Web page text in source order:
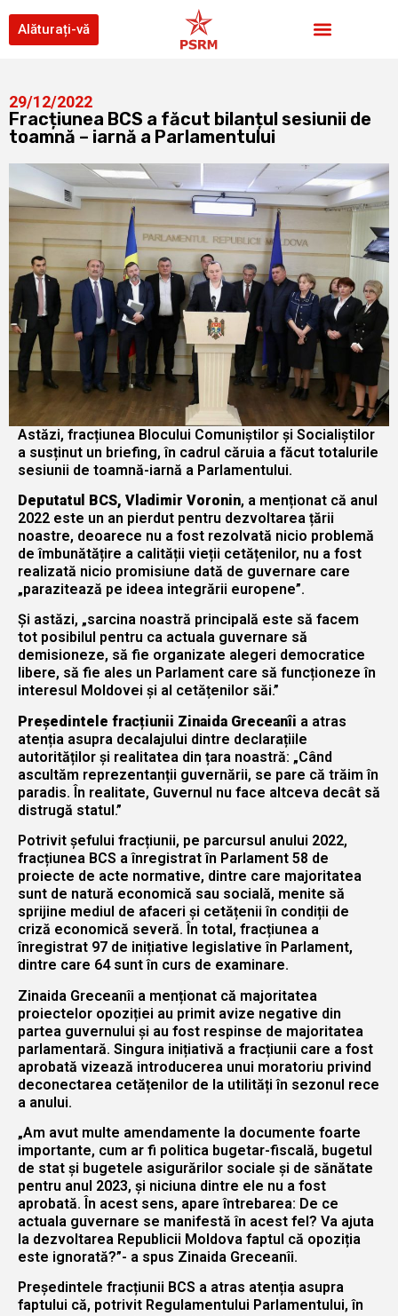
Alăturați-vă
29/12/2022
Fracțiunea BCS a făcut bilanțul sesiunii de
toamnă – iarnă a Parlamentului
Astăzi, fracțiunea Blocului Comuniștilor și Socialiștilor
a susținut un briefing, în cadrul căruia a făcut totalurile
sesiunii de toamnă-iarnă a Parlamentului.
Deputatul BCS, Vladimir Voronin, a menționat că anul
2022 este un an pierdut pentru dezvoltarea țării
noastre, deoarece nu a fost rezolvată nicio problemă
de îmbunătățire a calității vieții cetățenilor, nu a fost
realizată nicio promisiune dată de guvernare care
„parazitează pe ideea integrării europene”.
Și astăzi, „sarcina noastră principală este să facem
tot posibilul pentru ca actuala guvernare să
demisioneze, să fie organizate alegeri democratice
libere, să fie ales un Parlament care să funcționeze în
interesul Moldovei și al cetățenilor săi.”
Președintele fracțiunii Zinaida Greceanîi a atras
atenția asupra decalajului dintre declarațiile
autorităților și realitatea din țara noastră: „Când
ascultăm reprezentanții guvernării, se pare că trăim în
paradis. În realitate, Guvernul nu face altceva decât să
distrugă statul.”
Potrivit șefului fracțiunii, pe parcursul anului 2022,
fracțiunea BCS a înregistrat în Parlament 58 de
proiecte de acte normative, dintre care majoritatea
sunt de natură economică sau socială, menite să
sprijine mediul de afaceri și cetățenii în condiții de
criză economică severă. În total, fracțiunea a
înregistrat 97 de inițiative legislative în Parlament,
dintre care 64 sunt în curs de examinare.
Zinaida Greceanîi a menționat că majoritatea
proiectelor opoziției au primit avize negative din
partea guvernului și au fost respinse de majoritatea
parlamentară. Singura inițiativă a fracțiunii care a fost
aprobată vizează introducerea unui moratoriu privind
deconectarea cetățenilor de la utilități în sezonul rece
a anului.
„Am avut multe amendamente la documente foarte
importante, cum ar fi politica bugetar-fiscală, bugetul
de stat și bugetele asigurărilor sociale și de sănătate
pentru anul 2023, și niciuna dintre ele nu a fost
aprobată. În acest sens, apare întrebarea: De ce
actuala guvernare se manifestă în acest fel? Va ajuta
la dezvoltarea Republicii Moldova faptul că opoziția
este ignorată?”- a spus Zinaida Greceanîi.
Președintele fracțiunii BCS a atras atenția asupra
faptului că, potrivit Regulamentului Parlamentului, în